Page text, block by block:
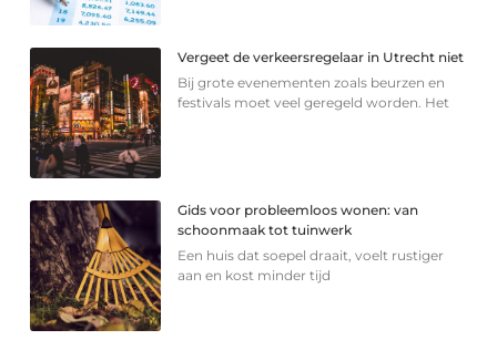
Vergeet de verkeersregelaar in Utrecht niet
Bij grote evenementen zoals beurzen en
festivals moet veel geregeld worden. Het
Gids voor probleemloos wonen: van
schoonmaak tot tuinwerk
Een huis dat soepel draait, voelt rustiger
aan en kost minder tijd